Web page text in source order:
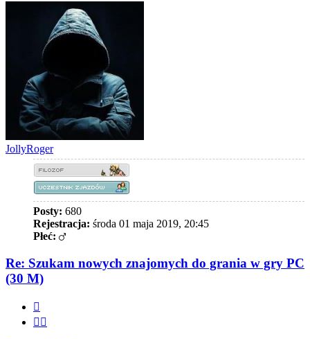
JollyRoger
Posty: 680
Rejestracja: środa 01 maja 2019, 20:45
Płeć:
Re: Szukam nowych znajomych do grania w gry PC
(30 M)